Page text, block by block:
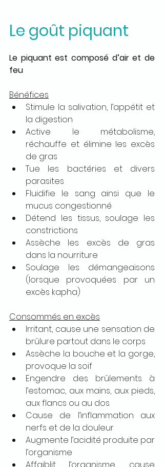
Le goût piquant
Le piquant est composé d’air et de
feu
Bénéfices
Stimule la salivation, l’appétit et
la digestion
Active le métabolisme,
réchauffe et élimine les excès
de gras
Tue les bactéries et divers
parasites
Fluidifie le sang ainsi que le
mucus congestionné
Détend les tissus, soulage les
constrictions
Assèche les excès de gras
dans la nourriture
Soulage les démangeaisons
(lorsque provoquées par un
excès kapha)
Consommés en excès
Irritant, cause une sensation de
brûlure partout dans le corps
Assèche la bouche et la gorge,
provoque la soif
Engendre des brûlements à
l’estomac, aux mains, aux pieds,
aux flancs ou au dos
Cause de l’inflammation aux
nerfs et de la douleur
Augmente l’acidité produite par
l’organisme